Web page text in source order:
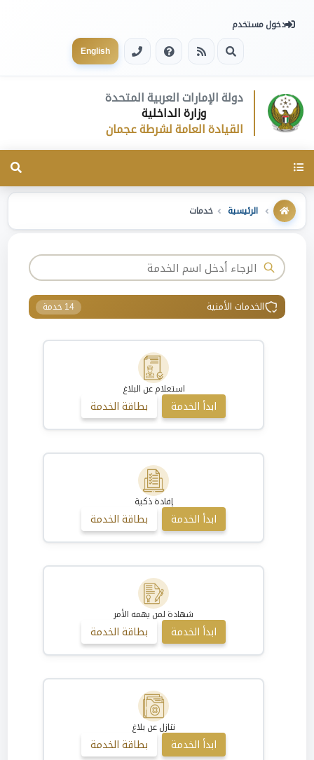
دخول مستخدم
English
دولة الإمارات العربية المتحدة
وزارة الداخلية
القيادة العامة لشرطة عجمان
Toggle
الرئيسية خدمات
الخدمات الأمنية 14 خدمة
استعلام عن البلاغ
ابدأ الخدمة بطاقة الخدمة
إفادة ذكية
ابدأ الخدمة بطاقة الخدمة
شهادة لمن يهمه الأمر
ابدأ الخدمة بطاقة الخدمة
تنازل عن بلاغ
ابدأ الخدمة بطاقة الخدمة